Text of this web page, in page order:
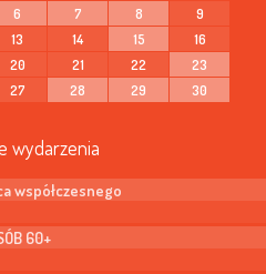
6 7 8
9
13 14 15
16
20 21 22
23
27 28 29
30
wydarzenia
współczesnego
60+